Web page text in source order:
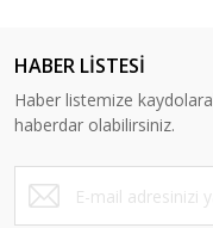
HABER LİSTESİ
Haber listemize
haberdar olabilirsiniz.